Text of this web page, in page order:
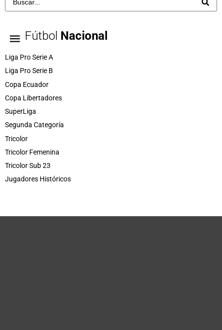
Fútbol Nacional
Liga Pro Serie A
Liga Pro Serie B
Copa Ecuador
Copa Libertadores
SuperLiga
Segunda Categoría
Tricolor
Tricolor Femenina
Tricolor Sub 23
Jugadores Históricos